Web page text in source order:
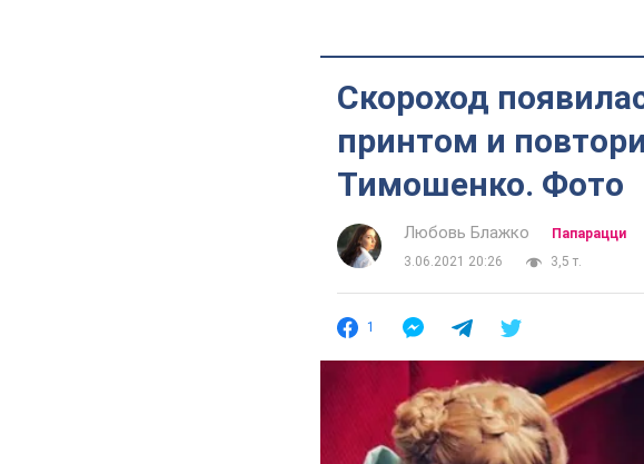
Скороход
принтом и
Тимошенко. Фото
Любовь Блажко
Папарацци
3.06.2021 20:26
3,5 т.
1